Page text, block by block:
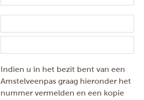
Indien u in het bezit bent van een
Amstelveenpas graag hieronder het
nummer vermelden en een kopie